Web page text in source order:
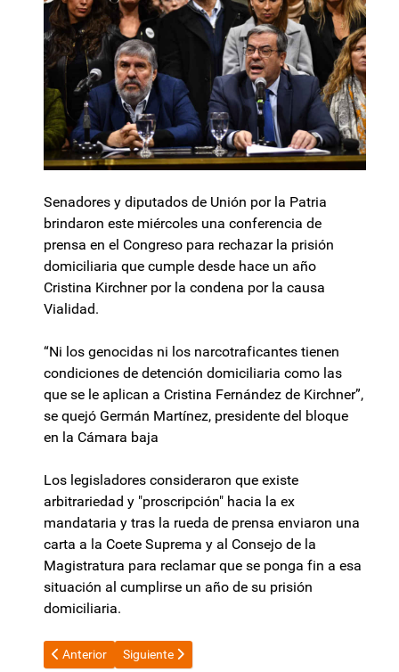
Senadores y diputados de Unión por la Patria
brindaron este miércoles una conferencia de
prensa en el Congreso para rechazar la prisión
domiciliaria que cumple desde hace un año
Cristina Kirchner por la condena por la causa
Vialidad.
“Ni los genocidas ni los narcotraficantes tienen
condiciones de detención domiciliaria como las
que se le aplican a Cristina Fernández de Kirchner”,
se quejó Germán Martínez, presidente del bloque
en la Cámara baja
Los legisladores consideraron que existe
arbitrariedad y "proscripción" hacia la ex
mandataria y tras la rueda de prensa enviaron una
carta a la Coete Suprema y al Consejo de la
Magistratura para reclamar que se ponga fin a esa
situación al cumplirse un año de su prisión
domiciliaria.
Artículo anterior: La excusa de Manuel Adorni para que le
Anterior Artículo siguiente: En búsqueda de dólares: entre
Siguiente